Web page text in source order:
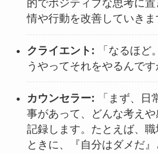
的でポジティブな思考に
情や行動を改善していきま
クライエント: 「なるほど
うやってそれをやるんです
カウンセラー: 「まず、日
事があって、どんな考え
記録します。たとえば、
ときに、『自分はダメだ